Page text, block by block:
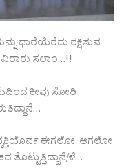
ಧಾರೆಯೆರೆದು ರಕ್ಷಿಸುವ
ಸಲಾಂ…!!
ಕೀವು ಸೋರಿ
ಈಗಲೋ ಆಗಲೋ
ತೊಟ್ಟುತ್ತಿದ್ದಾನೆ/ಳೆ…